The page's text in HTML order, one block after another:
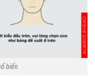
biến